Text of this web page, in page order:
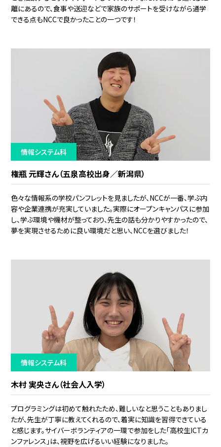
離にあるので、食事や送迎などで家族のサポートを受けながら通学
できる点もNCCで良かったことの一つです！
情報システム科
権瓶 元輝さん（五泉高校出身／新潟県）
色々な情報系の学校パンフレットを見ましたが、NCCが一番、学ぶ内
容や企業連携が充実していました。実際にオープンキャンパスに参加
し、学ぶ環境や機材が整っており、先生の話も分かりやすかったので、
夢を実現させるために良い環境だと思い、NCCを選びました！
情報システム科
木村 実央さん（社会人入学）
プログラミングは初めて触れたため、難しいなと思うこともありまし
たが、先生が丁寧に教えてくれるので、着実に知識を習得できている
と感じます。サイバーボランティアの一環で参加をした「高校生ICTカ
ンファレンス」は、視野を広げるいい経験になりました。